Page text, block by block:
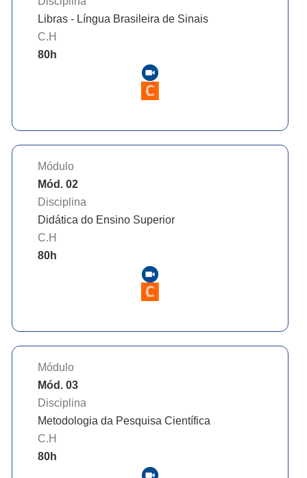
Libras - Língua Brasileira de Sinais
C.H
80h
Módulo
Mód. 02
Disciplina
Didática do Ensino Superior
C.H
80h
Módulo
Mód. 03
Disciplina
Metodologia da Pesquisa Científica
C.H
80h